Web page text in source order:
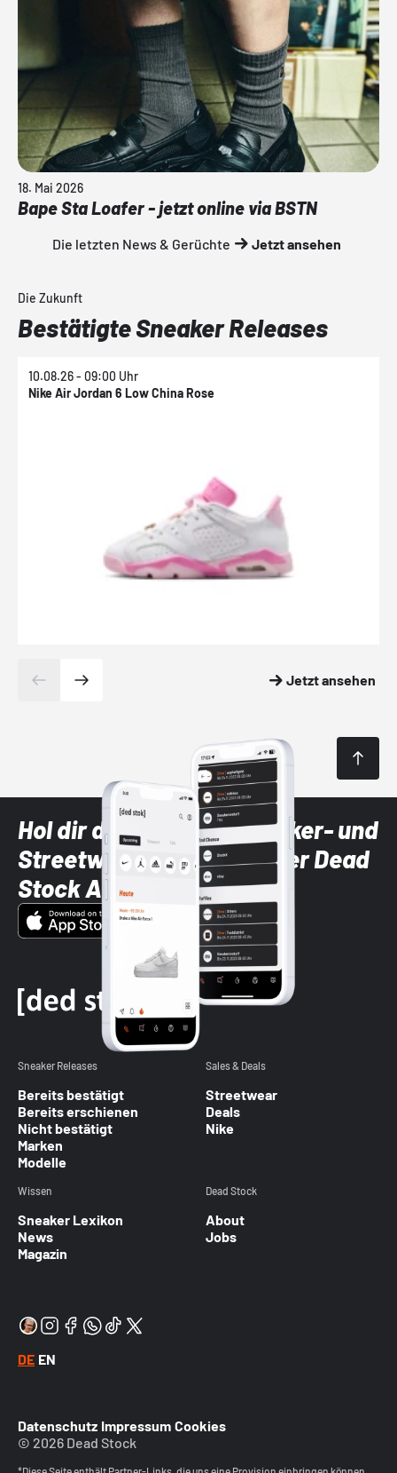
18. Mai 2026
Bape Sta Loafer - jetzt online via BSTN
Die letzten News & Gerüchte Jetzt ansehen
Die Zukunft
Bestätigte Sneaker Releases
10.08.26 - 09:00 Uhr
Nike Air Jordan 6 Low China Rose
Jetzt ansehen
Hol dir die neuesten Sneaker- und
Streetwear-Brands mit der Dead
Stock App
Sneaker Releases
Bereits bestätigt
Bereits erschienen
Nicht bestätigt
Marken
Modelle
Sales & Deals
Streetwear
Deals
Nike
Wissen
Sneaker Lexikon
News
Magazin
Dead Stock
About
Jobs
DE EN
Datenschutz Impressum Cookies
© 2026 Dead Stock